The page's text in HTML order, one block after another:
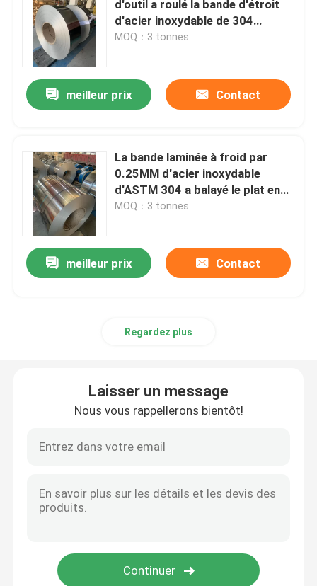
Bande de bobine en acier inoxydable
bande de l'acier inoxydable 316Ti
d'outil a roulé la bande d'étroit
d'acier inoxydable de 304
bandes d'acier inoxydable
MOQ：3 tonnes
meilleur prix Contact
La bande laminée à froid par
0.25MM d'acier inoxydable
d'ASTM 304 a balayé le plat en
acier de feuille de bande
MOQ：3 tonnes
meilleur prix Contact
Regardez plus
Laisser un message
Nous vous rappellerons bientôt!